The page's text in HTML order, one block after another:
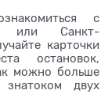
с
или Санкт-
карточки
остановок,
можно больше
знатоком двух